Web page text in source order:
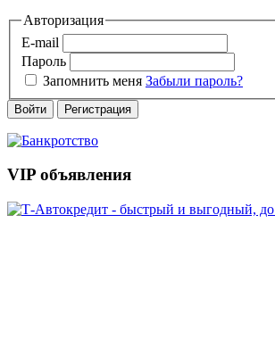
Авторизация
E-mail
Пароль
Запомнить меня Забыли пароль?
Войти Регистрация
VIP объявления